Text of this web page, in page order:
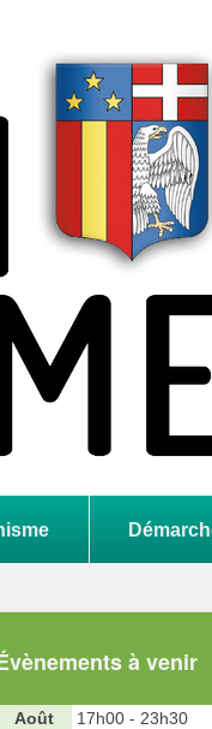
à venir
Août
17h00 - 23h30